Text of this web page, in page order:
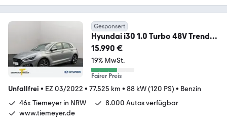
Gesponsert
Hyundai i30 1.0 Turbo 48V Trend
17 Alu 1. Hand TOP
15.990 €
19% MwSt.
Fairer Preis
Unfallfrei • EZ 03/2022 • 77.525 km • 88 kW (120 PS) • Benzin
46x Tiemeyer in NRW
8.000 Autos verfügbar
www.tiemeyer.de